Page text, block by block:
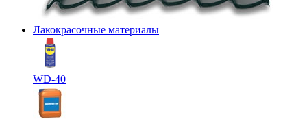
Лакокрасочные материалы
WD-40